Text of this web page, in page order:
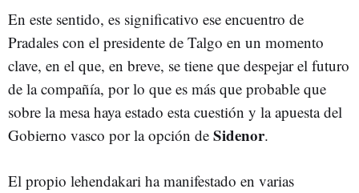
En este sentido, es significativo ese encuentro de
Pradales con el presidente de Talgo en un momento
clave, en el que, en breve, se tiene que despejar el futuro
de la compañía, por lo que es más que probable que
sobre la mesa haya estado esta cuestión y la apuesta del
Gobierno vasco por la opción de Sidenor.
El propio lehendakari ha manifestado en varias